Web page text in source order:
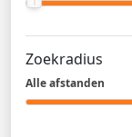
Zoekradius
Alle afstanden